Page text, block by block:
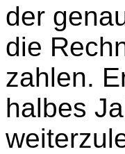
der
die
zahlen.
halbes